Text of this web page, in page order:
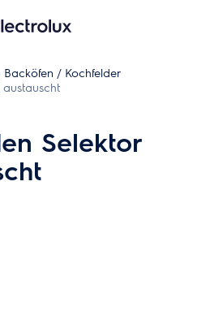
/ Kochfelder
Selektor